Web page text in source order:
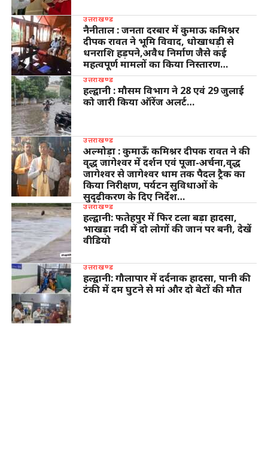
उत्तराखण्ड
नैनीताल : जनता दरबार में कुमाऊ कमिश्नर
दीपक रावत ने भूमि विवाद, धोखाधड़ी से
धनराशि हड़पने,अवैध निर्माण जैसे कई
महत्वपूर्ण मामलों का किया निस्तारण…
उत्तराखण्ड
हल्द्वानी : मौसम विभाग ने 28 एवं 29 जुलाई
को जारी किया ऑरेंज अलर्ट…
उत्तराखण्ड
अल्मोड़ा : कुमाऊँ कमिश्नर दीपक रावत ने की
वृद्ध जागेश्वर में दर्शन एवं पूजा-अर्चना,वृद्ध
जागेश्वर से जागेश्वर धाम तक पैदल ट्रैक का
किया निरीक्षण, पर्यटन सुविधाओं के
सुदृढ़ीकरण के दिए निर्देश…
उत्तराखण्ड
हल्द्वानी: फतेहपुर में फिर टला बड़ा हादसा,
भाखड़ा नदी में दो लोगों की जान पर बनी, देखें
वीडियो
उत्तराखण्ड
हल्द्वानी: गौलापार में दर्दनाक हादसा, पानी की
टंकी में दम घुटने से मां और दो बेटों की मौत